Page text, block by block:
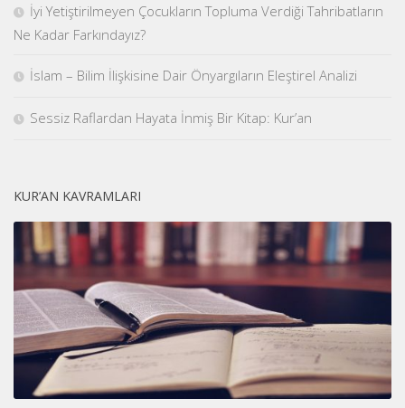
İyi Yetiştirilmeyen Çocukların Topluma Verdiği Tahribatların
Ne Kadar Farkındayız?
İslam – Bilim İlişkisine Dair Önyargıların Eleştirel Analizi
Sessiz Raflardan Hayata İnmiş Bir Kitap: Kur’an
KUR’AN KAVRAMLARI